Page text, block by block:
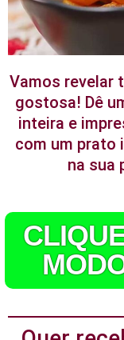
Vamos revelar
gostosa! Dê
inteira e
com um prato
na sua